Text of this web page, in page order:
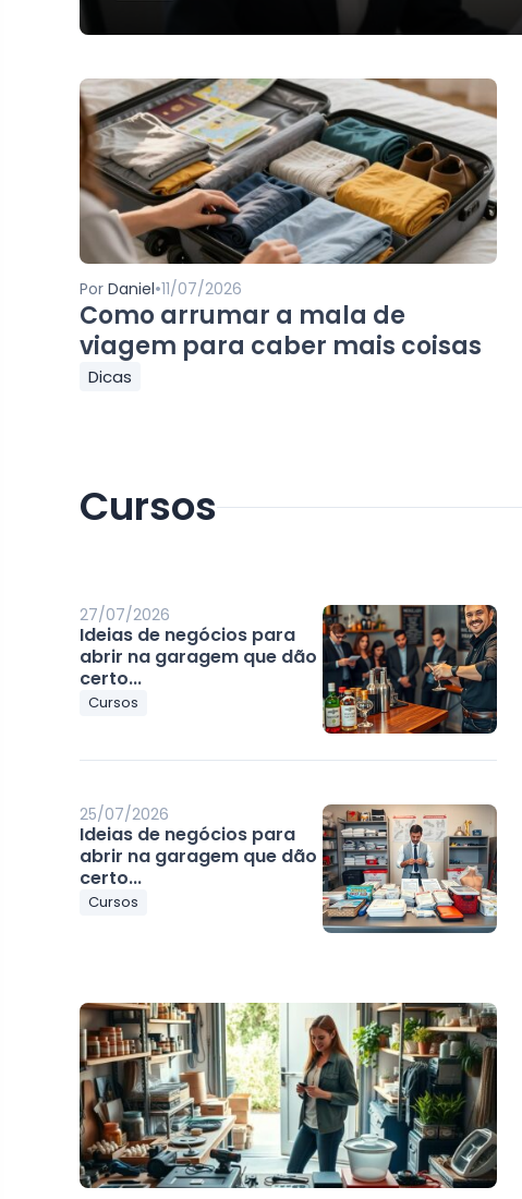
Por Daniel•11/07/2026
Como arrumar a mala de
viagem para caber mais coisas
Dicas
Cursos
27/07/2026
Ideias de negócios para
abrir na garagem que dão
certo...
Cursos
25/07/2026
Ideias de negócios para
abrir na garagem que dão
certo...
Cursos